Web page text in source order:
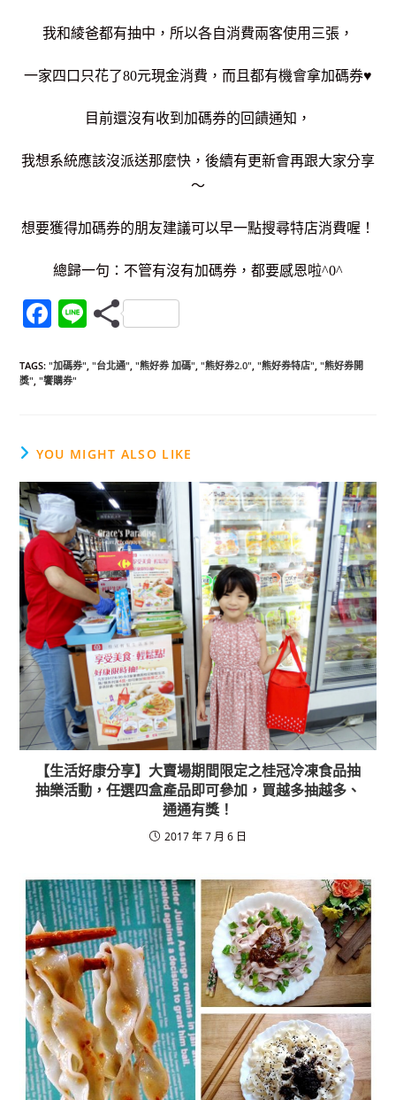
我和綾爸都有抽中，所以各自消費兩客使用三張，
一家四口只花了80元現金消費，而且 都有機會拿加碼券♥
目前還沒有收到加碼券的回饋通知，
我想系統應該沒派送那麼快，後續有更新會再跟大家分享
～
想要獲得加碼券的朋友建議可以早一點搜尋特店消費喔！
總歸一句：不管有沒有加碼券，都要感恩啦^0^
F
c
e
o
o
k
Li
e
TAGS:"加碼券", "台北通", "熊好券 加碼", "熊好券2.0", "熊好券特店", "熊好券開
獎", "饗購券"
YOU MIGHT ALSO LIKE
【生活好康分享】大賣場期間限定之桂冠冷凍食品抽
抽樂活動，任選四盒產品即可參加，買越多抽越多、
通通有獎！
2017 年 7 月 6 日